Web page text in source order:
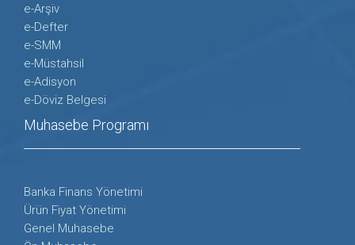
e-Arşiv
e-Defter
e-SMM
e-Müstahsil
e-Adisyon
e-Döviz Belgesi
Muhasebe Programı
Banka Finans Yönetimi
Ürün Fiyat Yönetimi
Genel Muhasebe